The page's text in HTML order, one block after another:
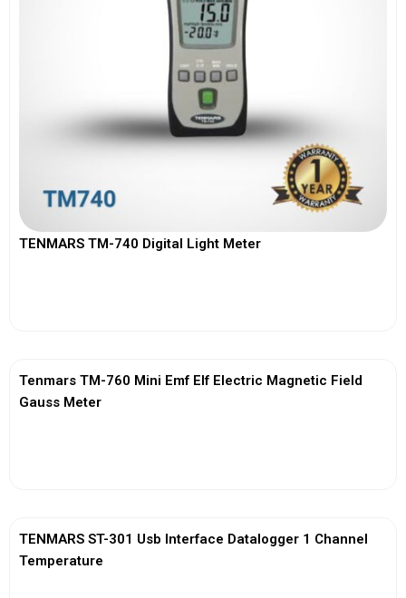
TENMARS TM-740 Digital Light Meter
Tenmars TM-760 Mini Emf Elf Electric Magnetic Field
Gauss Meter
TENMARS ST-301 Usb Interface Datalogger 1 Channel
Temperature